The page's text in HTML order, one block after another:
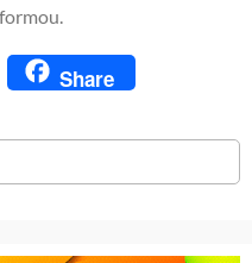
PrintFriendly
Share